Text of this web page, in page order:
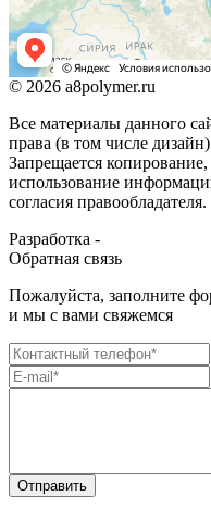
© 2026 a8polymer.ru
Все материалы данного
права (в том числе
Запрещается
использование
согласия правообладателя.
Разработка -
Обратная связь
Пожалуйста, заполните
и мы с вами свяжемся